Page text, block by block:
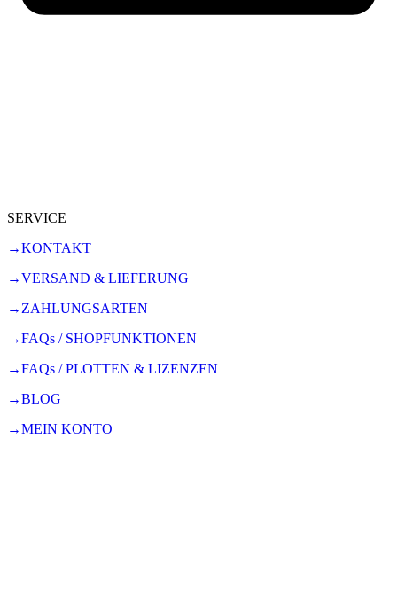
SERVICE
→KONTAKT
→VERSAND & LIEFERUNG
→ZAHLUNGSARTEN
→FAQs / SHOPFUNKTIONEN
→FAQs / PLOTTEN & LIZENZEN
→BLOG
→MEIN KONTO